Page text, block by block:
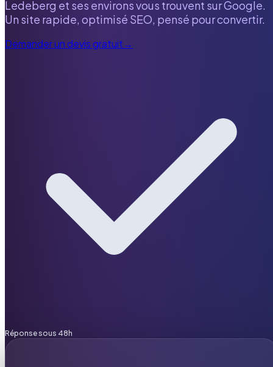
Ledeberg et ses environs vous trouvent sur Google.
Un site rapide, optimisé SEO, pensé pour convertir.
Demander un devis gratuit→
Réponse sous 48h